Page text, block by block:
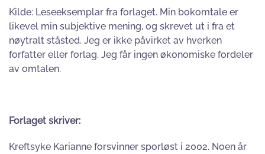
Kilde: Leseeksemplar fra forlaget. Min bokomtale er
likevel min subjektive mening, og skrevet ut i fra et
nøytralt ståsted. Jeg er ikke påvirket av hverken
forfatter eller forlag. Jeg får ingen økonomiske fordeler
av omtalen.
Forlaget skriver:
Kreftsyke Karianne forsvinner sporløst i 2002. Noen år